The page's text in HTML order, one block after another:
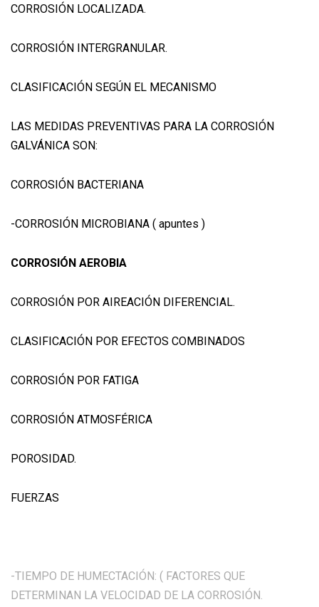
CORROSIÓN LOCALIZADA.
CORROSIÓN INTERGRANULAR.
CLASIFICACIÓN SEGÚN EL MECANISMO
LAS MEDIDAS PREVENTIVAS PARA LA CORROSIÓN
GALVÁNICA SON:
CORROSIÓN BACTERIANA
-CORROSIÓN MICROBIANA ( apuntes )
CORROSIÓN AEROBIA
CORROSIÓN POR AIREACIÓN DIFERENCIAL.
CLASIFICACIÓN POR EFECTOS COMBINADOS
CORROSIÓN POR FATIGA
CORROSIÓN ATMOSFÉRICA
POROSIDAD.
FUERZAS
-TIEMPO DE HUMECTACIÓN: ( FACTORES QUE
DETERMINAN LA VELOCIDAD DE LA CORROSIÓN.